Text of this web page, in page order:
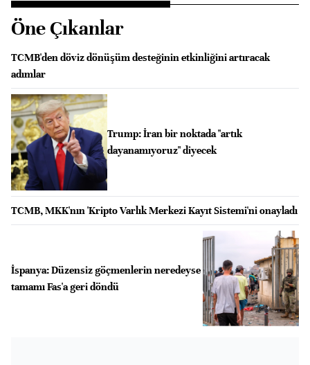
Öne Çıkanlar
TCMB'den döviz dönüşüm desteğinin etkinliğini artıracak
adımlar
Trump: İran bir noktada "artık
dayanamıyoruz" diyecek
TCMB, MKK'nın 'Kripto Varlık Merkezi Kayıt Sistemi'ni onayladı
İspanya: Düzensiz göçmenlerin neredeyse
tamamı Fas'a geri döndü